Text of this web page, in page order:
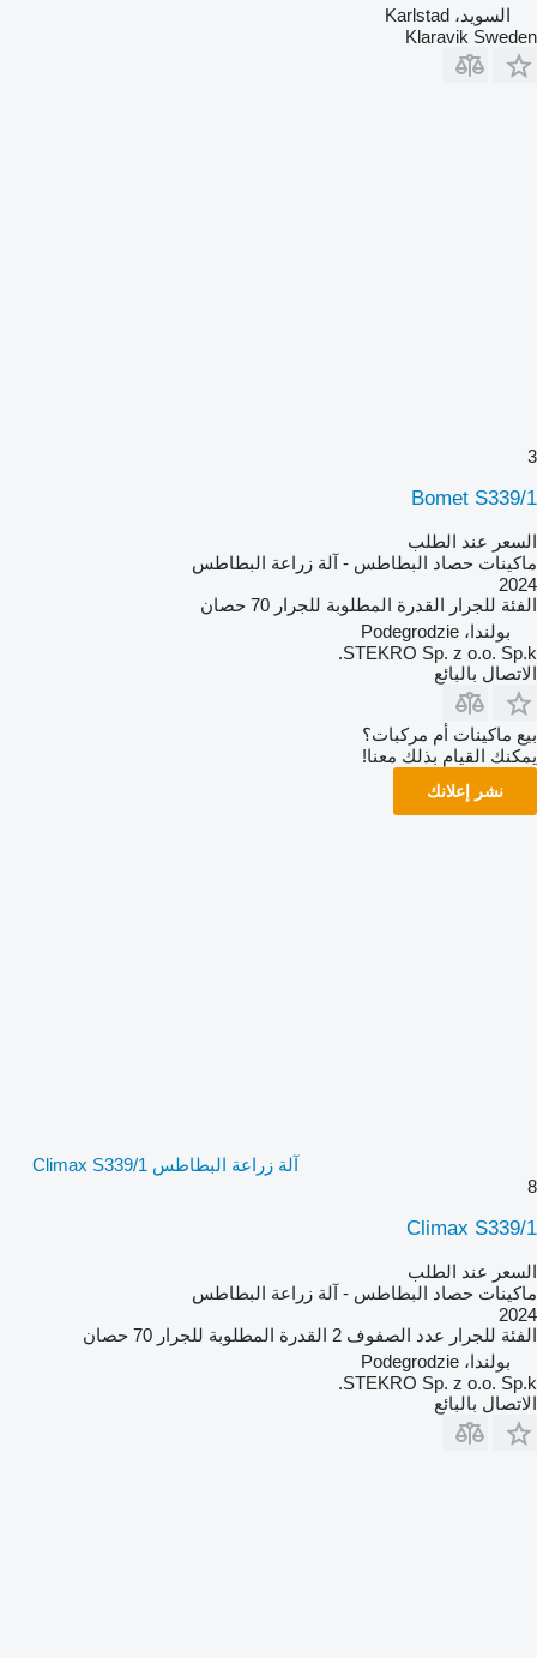
السويد، Karlstad
Klaravik Sweden
3
Bomet S339/1
السعر عند الطلب
ماكينات حصاد البطاطس - آلة زراعة البطاطس
2024
الفئة للجرار القدرة المطلوبة للجرار 70 حصان
بولندا، Podegrodzie
STEKRO Sp. z o.o. Sp.k.
الاتصال بالبائع
بيع ماكينات أم مركبات؟
يمكنك القيام بذلك معنا!
نشر إعلانك
آلة زراعة البطاطس Climax S339/1
8
Climax S339/1
السعر عند الطلب
ماكينات حصاد البطاطس - آلة زراعة البطاطس
2024
الفئة للجرار عدد الصفوف 2 القدرة المطلوبة للجرار 70 حصان
بولندا، Podegrodzie
STEKRO Sp. z o.o. Sp.k.
الاتصال بالبائع